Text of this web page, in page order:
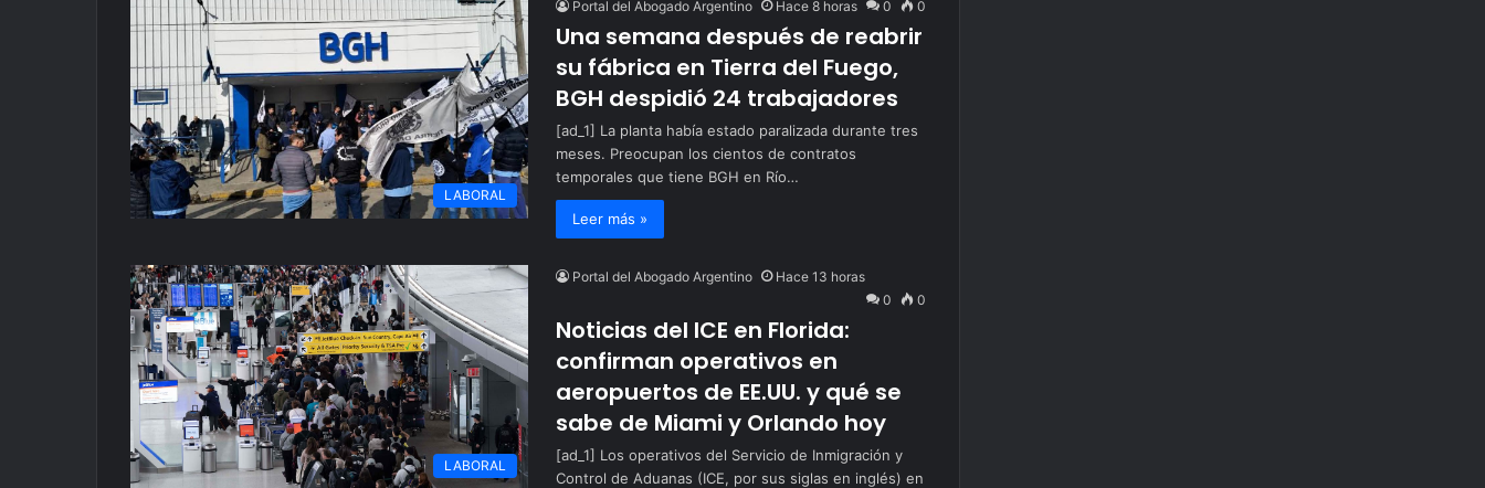
LABORAL
Portal del Abogado Argentino Hace 8 horas 0 0
Una semana después de reabrir
su fábrica en Tierra del Fuego,
BGH despidió 24 trabajadores
[ad_1] La planta había estado paralizada durante tres
meses. Preocupan los cientos de contratos
temporales que tiene BGH en Río…
Leer más »
LABORAL
Portal del Abogado Argentino
Hace 13 horas
0
0
Noticias del ICE en Florida:
confirman operativos en
aeropuertos de EE.UU. y qué se
sabe de Miami y Orlando hoy
[ad_1] Los operativos del Servicio de Inmigración y
Control de Aduanas (ICE, por sus siglas en inglés) en